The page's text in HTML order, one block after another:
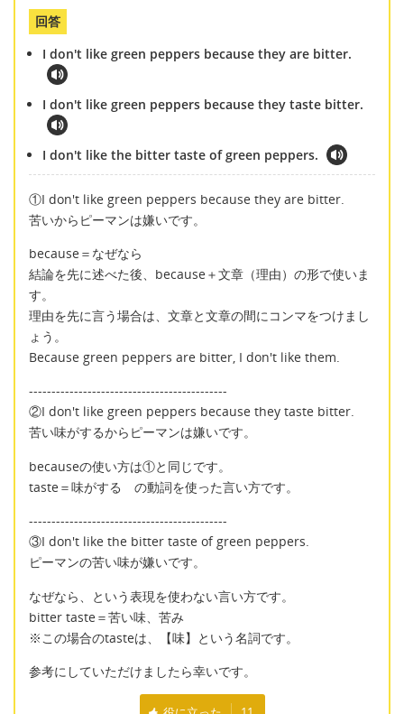
回答
I don't like green peppers because they are bitter.
I don't like green peppers because they taste bitter.
I don't like the bitter taste of green peppers.
①I don't like green peppers because they are bitter.
苦いからピーマンは嫌いです。
because＝なぜなら
結論を先に述べた後、because＋文章（理由）の形で使いま
す。
理由を先に言う場合は、文章と文章の間にコンマをつけまし
ょう。
Because green peppers are bitter, I don't like them.
--------------------------------------------
②I don't like green peppers because they taste bitter.
苦い味がするからピーマンは嫌いです。
becauseの使い方は①と同じです。
taste＝味がする の動詞を使った言い方です。
--------------------------------------------
③I don't like the bitter taste of green peppers.
ピーマンの苦い味が嫌いです。
なぜなら、という表現を使わない言い方です。
bitter taste＝苦い味、苦み
※この場合のtasteは、【味】という名詞です。
参考にしていただけましたら幸いです。